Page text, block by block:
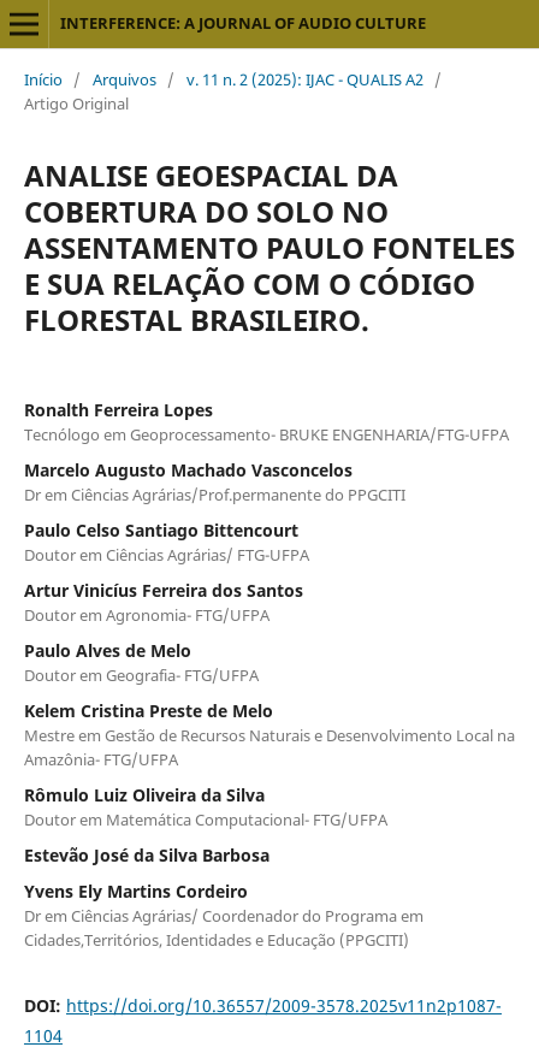
INTERFERENCE: A JOURNAL OF AUDIO CULTURE
Início / Arquivos / v. 11 n. 2 (2025): IJAC - QUALIS A2 /
Artigo Original
ANALISE GEOESPACIAL DA
COBERTURA DO SOLO NO
ASSENTAMENTO PAULO FONTELES
E SUA RELAÇÃO COM O CÓDIGO
FLORESTAL BRASILEIRO.
Ronalth Ferreira Lopes
Tecnólogo em Geoprocessamento- BRUKE ENGENHARIA/FTG-UFPA
Marcelo Augusto Machado Vasconcelos
Dr em Ciências Agrárias/Prof.permanente do PPGCITI
Paulo Celso Santiago Bittencourt
Doutor em Ciências Agrárias/ FTG-UFPA
Artur Vinicíus Ferreira dos Santos
Doutor em Agronomia- FTG/UFPA
Paulo Alves de Melo
Doutor em Geografia- FTG/UFPA
Kelem Cristina Preste de Melo
Mestre em Gestão de Recursos Naturais e Desenvolvimento Local na
Amazônia- FTG/UFPA
Rômulo Luiz Oliveira da Silva
Doutor em Matemática Computacional- FTG/UFPA
Estevão José da Silva Barbosa
Yvens Ely Martins Cordeiro
Dr em Ciências Agrárias/ Coordenador do Programa em
Cidades,Territórios, Identidades e Educação (PPGCITI)
DOI: https://doi.org/10.36557/2009-3578.2025v11n2p1087-
1104